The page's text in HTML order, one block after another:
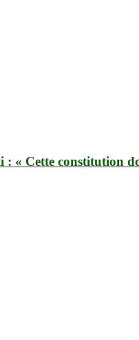
Cette constitution